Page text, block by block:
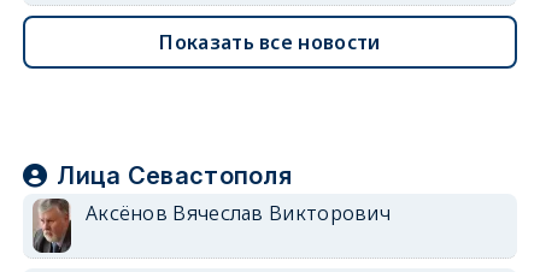
Показать все новости
Лица Севастополя
Аксёнов Вячеслав Викторович